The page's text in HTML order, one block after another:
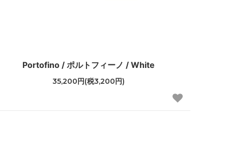
Portofino / ポルトフィーノ / White
35,200円(税3,200円)